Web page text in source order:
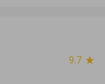
9.7 star